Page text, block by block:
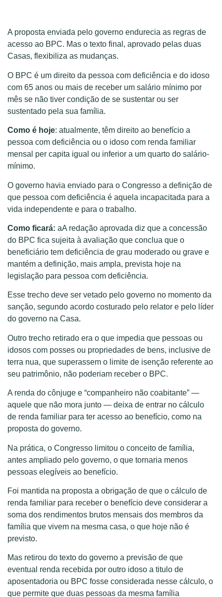
A proposta enviada pelo governo endurecia as regras de
acesso ao BPC. Mas o texto final, aprovado pelas duas
Casas, flexibiliza as mudanças.
O BPC é um direito da pessoa com deficiência e do idoso
com 65 anos ou mais de receber um salário mínimo por
mês se não tiver condição de se sustentar ou ser
sustentado pela sua família.
Como é hoje: atualmente, têm direito ao benefício a
pessoa com deficiência ou o idoso com renda familiar
mensal per capita igual ou inferior a um quarto do salário-
mínimo.
O governo havia enviado para o Congresso a definição de
que pessoa com deficiência é aquela incapacitada para a
vida independente e para o trabalho.
Como ficará: aA redação aprovada diz que a concessão
do BPC fica sujeita à avaliação que conclua que o
beneficiário tem deficiência de grau moderado ou grave e
mantém a definição, mais ampla, prevista hoje na
legislação para pessoa com deficiência.
Esse trecho deve ser vetado pelo governo no momento da
sanção, segundo acordo costurado pelo relator e pelo líder
do governo na Casa.
Outro trecho retirado era o que impedia que pessoas ou
idosos com posses ou propriedades de bens, inclusive de
terra nua, que superassem o limite de isenção referente ao
seu patrimônio, não poderiam receber o BPC.
A renda do cônjuge e “companheiro não coabitante” —
aquele que não mora junto — deixa de entrar no cálculo
de renda familiar para ter acesso ao benefício, como na
proposta do governo.
Na prática, o Congresso limitou o conceito de família,
antes ampliado pelo governo, o que tornaria menos
pessoas elegíveis ao benefício.
Foi mantida na proposta a obrigação de que o cálculo de
renda familiar para receber o benefício deve considerar a
soma dos rendimentos brutos mensais dos membros da
família que vivem na mesma casa, o que hoje não é
previsto.
Mas retirou do texto do governo a previsão de que
eventual renda recebida por outro idoso a titulo de
aposentadoria ou BPC fosse considerada nesse cálculo, o
que permite que duas pessoas da mesma família